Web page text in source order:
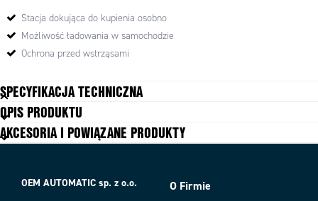
· IntelliSkin ™ jest odporny na wstrząsy i chroni przed zadrapaniami.
· Zintegrowana ładowarka w obudowie chroni złącze urządzenia podczas
zaprojektowana do powtarzalnego dokowania urządzenia i zapewnia
zawsze zasilanie urządzenia.
· Zintegrowana technologia GDS ™ sprawia, że
kompatybilne ze wszystkimi stacjami dokującymi GDS™.
Stacja dokująca do kupienia osobno
Możliwość ładowania w samochodzie
Ochrona przed wstrząsami
SPECYFIKACJA TECHNICZNA
Rodzaj części Etui
OPIS PRODUKTU
AKCESORIA I POWIĄZANE PRODUKTY
OEM AUTOMATIC sp. z o.o. O Firmie